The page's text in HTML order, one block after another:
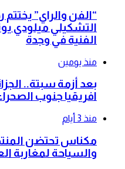
“الفن والراي” يختتم
التشكيلي ميلودي
الفنية في وجدة
منذ يومين
بعد أزمة سبتة..
افريقيا جنوب
منذ 3 أيام
مكناس تحتضن
والسياحة لمغاربة